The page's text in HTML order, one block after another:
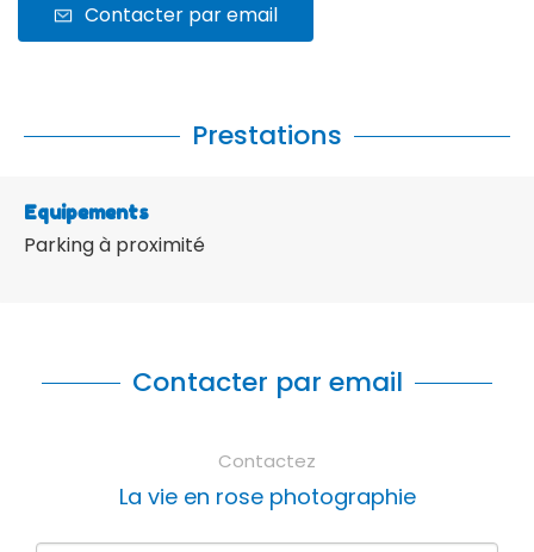
Contacter par email
Prestations
Equipements
Parking à proximité
Contacter par email
Contactez
La vie en rose photographie